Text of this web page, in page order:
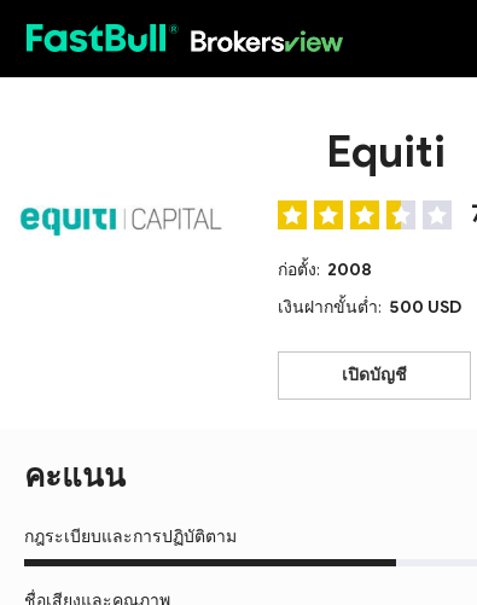
Equiti
ก่อตั้ง: 2008
เงินฝากขั้นต่ำ: 500 USD
เปิดบัญชี
คะแนน
กฎระเบียบและการปฏิบัติตาม
ชื่อเสียงและคุณภาพ